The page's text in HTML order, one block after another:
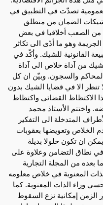
العمومية تصدّت في التطبيق في
الضمان من منطلق
من الصعب أخلاقيا في بعض
وهو ما أدّى الى تكاثر
القانونية للشيك. وأكّد في
من آداة خلاص الى آداة
والسجون. وبيّن ان كل
تنظر الا في قضايا الشيك بدون
الاكتظاظ القضائي واكتظاظ
واختتم الأستاذ محمد
المتدخلة الى التفكير
الخلاص وتعويضها بعقوبات
ان تكون حلولا بديلة
نطاق التضامن وعلاوة على
من قواعد طبقا للفصل 390 وما بعده من المجلة التجارية
المعنوية في خلاص معلومه
وراء الذات المعنوية. كما
إمكانية نزع السقوط